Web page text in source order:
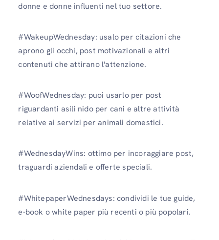
donne e donne influenti nel tuo settore.
#WakeupWednesday: usalo per citazioni che
aprono gli occhi, post motivazionali e altri
contenuti che attirano l'attenzione.
#WoofWednesday: puoi usarlo per post
riguardanti asili nido per cani e altre attività
relative ai servizi per animali domestici.
#WednesdayWins: ottimo per incoraggiare post,
traguardi aziendali e offerte speciali.
#WhitepaperWednesdays: condividi le tue guide,
e-book o white paper più recenti o più popolari.